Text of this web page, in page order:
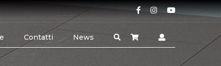
Contatti News